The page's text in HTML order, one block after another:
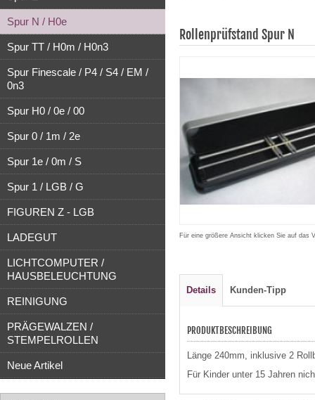
Spur N / H0e
Spur TT / H0m / H0n3
Spur Finescale / P4 / S4 / EM /
0n3
Spur H0 / 0e / 00
Spur 0 / 1m / 2e
Spur 1e / 0m / S
Spur 1 / LGB / G
FIGUREN Z - LGB
LADEGUT
LICHTCOMPUTER /
HAUSBELEUCHTUNG
REINIGUNG
PRÄGEWALZEN /
STEMPELROLLEN
Neue Artikel
Rollenprüfstand Spur N
Für eine größere Ansicht klicken Sie auf das
Details Kunden-Tipp
PRODUKTBESCHREIBUNG
Länge 240mm, inklusive 2
Für Kinder unter 15 Jahren